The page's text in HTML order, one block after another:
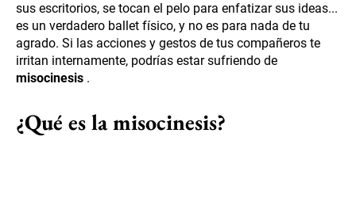
sus escritorios, se tocan el pelo para enfatizar sus ideas...
es un verdadero ballet físico, y no es para nada de tu
agrado. Si las acciones y gestos de tus compañeros te
irritan internamente, podrías estar sufriendo de
misocinesis .
¿Qué es la misocinesis?